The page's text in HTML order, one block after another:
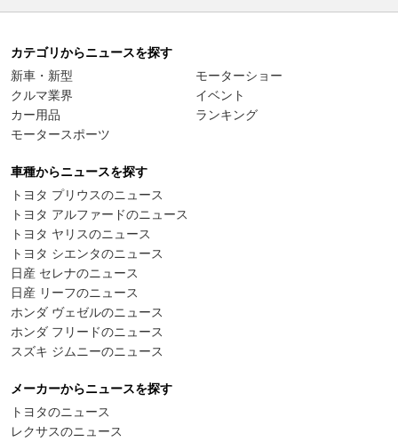
カテゴリからニュースを探す
新車・新型
クルマ業界
カー用品
モータースポーツ
モーターショー
イベント
ランキング
車種からニュースを探す
トヨタ プリウスのニュース
トヨタ アルファードのニュース
トヨタ ヤリスのニュース
トヨタ シエンタのニュース
日産 セレナのニュース
日産 リーフのニュース
ホンダ ヴェゼルのニュース
ホンダ フリードのニュース
スズキ ジムニーのニュース
メーカーからニュースを探す
トヨタのニュース
レクサスのニュース